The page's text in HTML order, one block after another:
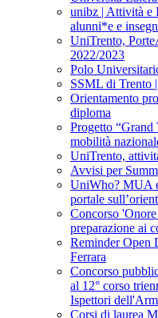
unibz | Attività e
alunni*e e
UniTrento,
2022/2023
Polo
SSML di Trento
Orientamento
diploma
Progetto
mobilità
UniTrento,
Avvisi per
UniWho? MUA
portale
Concorso
preparazione ai
Reminder Open
Ferrara
Concorso
al 12° corso
Ispettori
Corsi di laurea